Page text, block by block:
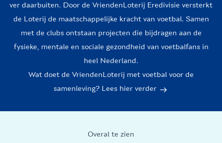
ver daarbuiten. Door de VriendenLoterij Eredivisie versterkt
de Loterij de maatschappelijke kracht van voetbal. Samen
met de clubs ontstaan projecten die bijdragen aan de
fysieke, mentale en sociale gezondheid van voetbalfans in
heel Nederland.
Wat doet de VriendenLoterij met voetbal voor de
samenleving? Lees hier verder
Overal te zien